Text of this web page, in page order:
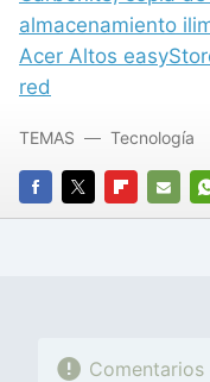
almacenamiento
Acer Altos
red
FACEBOOK
TWITTERFLIPBOARD
E-
TEMAS Tecnología